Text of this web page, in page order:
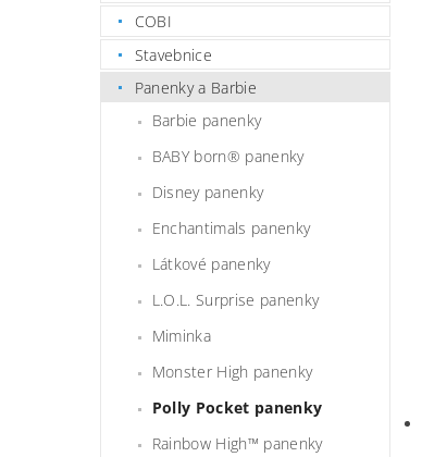
COBI
Stavebnice
Panenky a Barbie
Barbie panenky
BABY born® panenky
Disney panenky
Enchantimals panenky
Látkové panenky
L.O.L. Surprise panenky
Miminka
Monster High panenky
Polly Pocket panenky
Rainbow High™ panenky